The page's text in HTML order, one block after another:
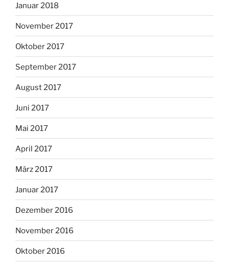
Januar 2018
November 2017
Oktober 2017
September 2017
August 2017
Juni 2017
Mai 2017
April 2017
März 2017
Januar 2017
Dezember 2016
November 2016
Oktober 2016